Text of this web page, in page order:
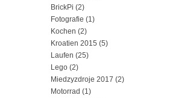
BrickPi (2)
Fotografie (1)
Kochen (2)
Kroatien 2015 (5)
Laufen (25)
Lego (2)
Miedzyzdroje 2017 (2)
Motorrad (1)